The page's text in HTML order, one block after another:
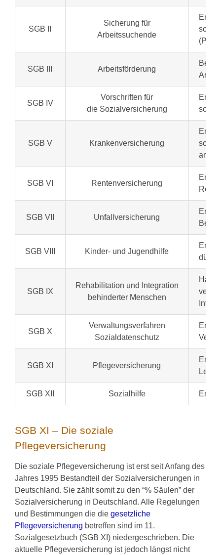
SGB II
Sicherung für
Arbeitssuchende
SGB III Arbeitsförderung
SGB IV
Vorschriften für
die Sozialversicherung
SGB V Krankenversicherung
sowie
SGB VI Rentenversicherung
SGB VII Unfallversicherung
SGB VIII Kinder- und Jugendhilfe
SGB IX
Rehabilitation und Integration
behinderter Menschen
Hat
SGB X
Verwaltungsverfahren
Sozialdatenschutz
SGB XI Pflegeversicherung
SGB XII Sozialhilfe
SGB XI – Die soziale
Pflegeversicherung
Die soziale Pflegeversicherung ist erst seit Anfang des
Jahres 1995 Bestandteil der Sozialversicherungen in
Deutschland. Sie zählt somit zu den “% Säulen” der
Sozialversicherung in Deutschland. Alle Regelungen
und Bestimmungen die die gesetzliche
Pflegeversicherung betreffen sind im 11.
Sozialgesetzbuch (SGB XI) niedergeschrieben. Die
aktuelle Pflegeversicherung ist jedoch längst nicht